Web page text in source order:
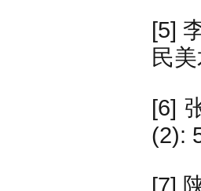
[5]
民
[6]
(2):
[7]